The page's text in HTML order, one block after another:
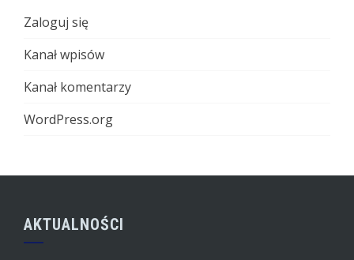
Zaloguj się
Kanał wpisów
Kanał komentarzy
WordPress.org
AKTUALNOŚCI